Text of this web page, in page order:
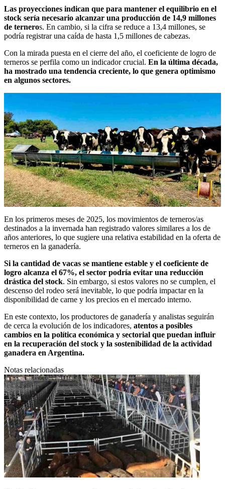
Las proyecciones indican que para mantener el equilibrio en el
stock sería necesario alcanzar una producción de 14,9 millones
de terneros. En cambio, si la cifra se reduce a 13,4 millones, se
podría registrar una caída de hasta 1,5 millones de cabezas.
Con la mirada puesta en el cierre del año, el coeficiente de logro de
terneros se perfila como un indicador crucial. En la última década,
ha mostrado una tendencia creciente, lo que genera optimismo
en algunos sectores.
En los primeros meses de 2025, los movimientos de terneros/as
destinados a la invernada han registrado valores similares a los de
años anteriores, lo que sugiere una relativa estabilidad en la oferta de
terneros en la ganadería.
Si la cantidad de vacas se mantiene estable y el coeficiente de
logro alcanza el 67%, el sector podría evitar una reducción
drástica del stock. Sin embargo, si estos valores no se cumplen, el
descenso del rodeo será inevitable, lo que podría impactar en la
disponibilidad de carne y los precios en el mercado interno.
En este contexto, los productores de ganadería y analistas seguirán
de cerca la evolución de los indicadores, atentos a posibles
cambios en la política económica y sectorial que puedan influir
en la recuperación del stock y la sostenibilidad de la actividad
ganadera en Argentina.
Notas relacionadas